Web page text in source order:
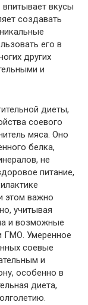
вкусы
создавать
его в
других
и
диеты,
соевого
мяса. Оно
белка,
не
питание,
этом важно
учитывая
и возможные
ГМО. Умеренное
соевые
и
особенно в
диета,